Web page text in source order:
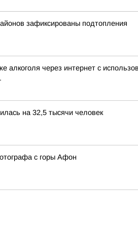
зафиксированы подтопления
алкоголя через интернет с
на 32,5 тысячи человек
с горы Афон